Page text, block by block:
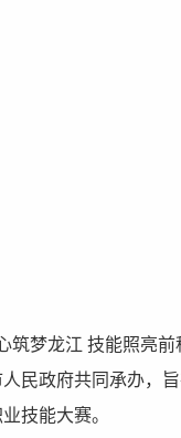
筑梦龙江 技能照亮前
民政府共同承办，
技能大赛。